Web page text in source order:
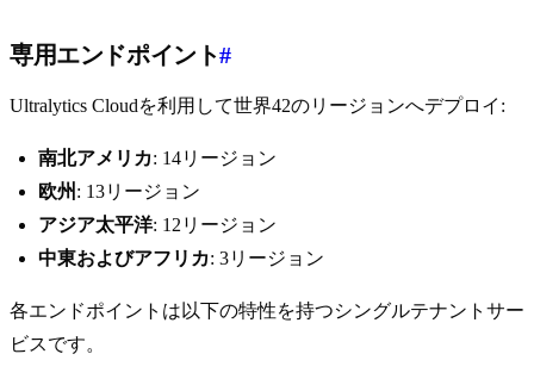
専用エンドポイント#
Ultralytics Cloudを利用して世界42のリージョンへデプロイ:
南北アメリカ: 14リージョン
欧州 : 13リージョン
アジア太平洋: 12リージョン
中東およびアフリカ: 3リージョン
各エンドポイントは以下の特性を持つシングルテナントサー
ビスです。